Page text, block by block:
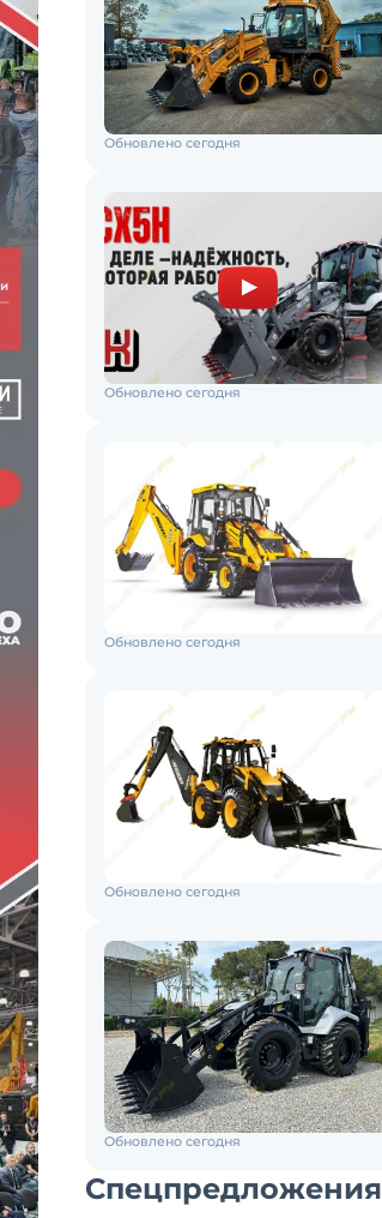
Обновлено сегодня
Обновлено сегодня
Обновлено сегодня
Обновлено сегодня
Обновлено сегодня
Спецпредложения